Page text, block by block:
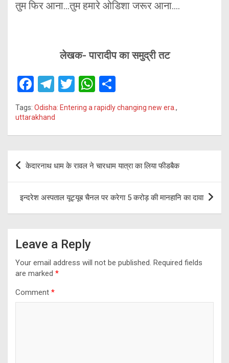
तुम फिर आना…तुम हमारे ओडिशा जरूर आना….
लेखक- पारादीप का समुद्री तट
F
a
ce
b
o
k
T
el
e
gr
m
T
wi
tt
er
W
at
s
p
p
h
ar
e
Tags: Odisha: Entering a rapidly changing new era. ,
uttarakhand
Post
navigation
केदारनाथ धाम के रावल ने चारधाम यात्रा का लिया फीडबैक
इन्दरेश अस्पताल यूट्यूब चैनल पर करेगा 5 करोड़ की मानहानि का दावा
Leave a Reply
Your email address will not be published. Required fields
are marked *
Comment *